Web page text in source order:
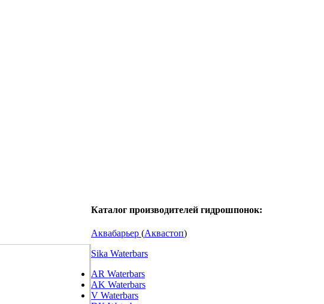
Каталог производителей гидрошпонок:
Аквабарьер (Аквастоп)
Sika Waterbars
AR Waterbars
AK Waterbars
V Waterbars